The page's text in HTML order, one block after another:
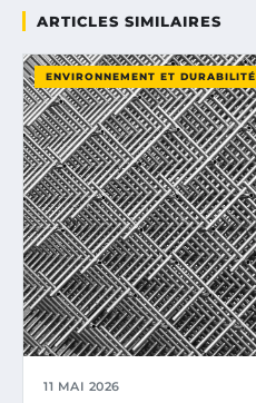
ARTICLES SIMILAIRES
ENVIRONNEMENT ET DURABILITÉ
11 MAI 2026